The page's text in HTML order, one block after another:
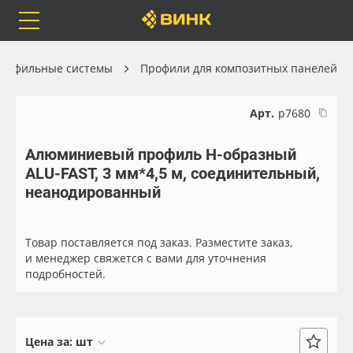
Каталог
Orafol
Бренды
Доставка
Весь каталог
Рулонные материалы
Самоклеящиеся плёнки
Листовые материалы
системы Профили для композитных панелей
Арт. р7680
Алюминиевый профиль Н-образный
ALU-FAST, 3 мм*4,5 м, соединительный,
неанодированный
Товар поставляется под заказ. Разместите заказ,
и менеджер свяжется с вами для уточнения
подробностей.
Цена за: шт